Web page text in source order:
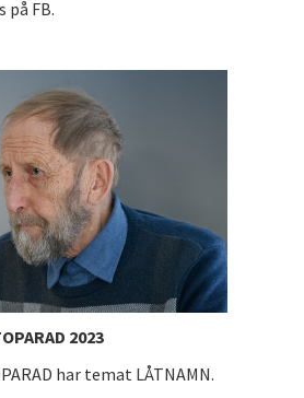
på FB.
2023
har temat LÅTNAMN.